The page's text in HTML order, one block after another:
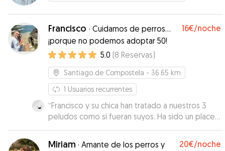
Francisco · Cuidamos de perros…
¡porque no podemos adoptar 50!
16€/noche
5.0 (8 Reservas)
Santiago de Compostela - 36.65 km
1 Usuarios recurrentes
“Francisco y su chica han tratado a nuestros 3
peludos como si fueran suyos. Ha sido un placer
tenerlos de cuidadores. Millones de gracias!!!”
Miriam · Amante de los perros y
20€/noche